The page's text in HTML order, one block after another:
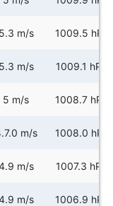
5.3 m/s 1009.5 hPa
5.3 m/s 1009.1 hPa
5 m/s 1008.7 hPa
m/s 1008.0 hPa
m/s 1007.3 hPa
m/s 1006.9 hPa